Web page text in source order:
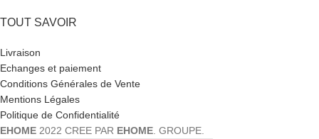
TOUT SAVOIR
Livraison
Echanges et paiement
Conditions Générales de Vente
Mentions Légales
Politique de Confidentialité
EHOME 2022 CREE PAR EHOME. GROUPE.